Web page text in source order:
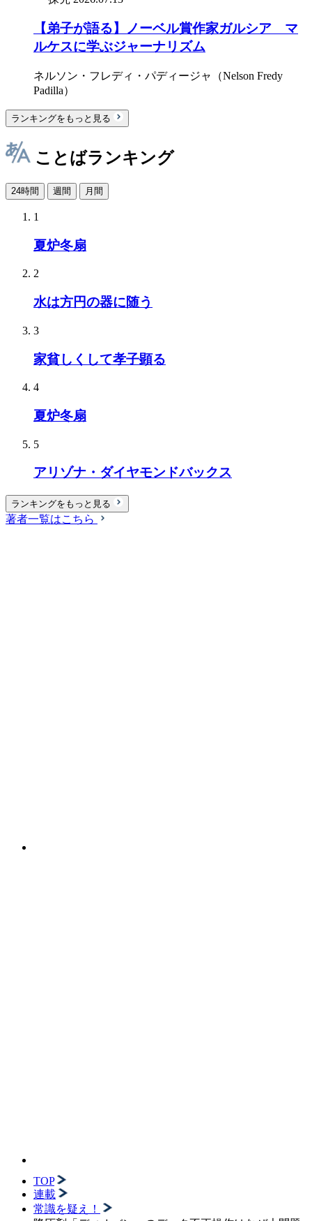
【弟子が語る】ノーベル賞作家ガルシア゠マ
ルケスに学ぶジャーナリズム
ネルソン・フレディ・パディージャ（Nelson Fredy
Padilla）
ランキングをもっと見る
ことばランキング
24時間 週間 月間
1
夏炉冬扇
2
水は方円の器に随う
3
家貧しくして孝子顕る
4
夏炉冬扇
5
アリゾナ・ダイヤモンドバックス
ランキングをもっと見る
著者一覧はこちら
TOP
連載
常識を疑え！